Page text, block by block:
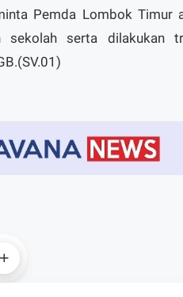
Pemda Lombok Timur
sekolah serta dilakukan